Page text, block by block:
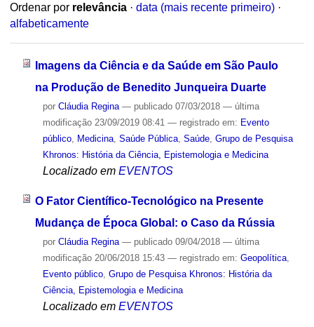
Ordenar por relevância · data (mais recente primeiro) ·
alfabeticamente
Imagens da Ciência e da Saúde em São Paulo
na Produção de Benedito Junqueira Duarte
por Cláudia Regina — publicado07/03/2018 — última
modificação23/09/2019 08:41 — registrado em: Evento
público, Medicina, Saúde Pública, Saúde, Grupo de Pesquisa
Khronos: História da Ciência, Epistemologia e Medicina
Localizado em EVENTOS
O Fator Científico-Tecnológico na Presente
Mudança de Época Global: o Caso da Rússia
por Cláudia Regina — publicado09/04/2018 — última
modificação20/06/2018 15:43 — registrado em: Geopolítica,
Evento público, Grupo de Pesquisa Khronos: História da
Ciência, Epistemologia e Medicina
Localizado em EVENTOS